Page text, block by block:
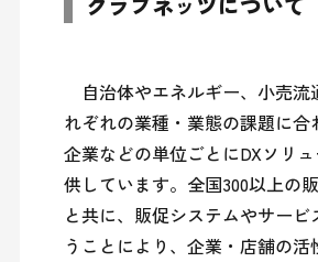
自治体やエネルギー、小売流
れぞれの業種・業態の課題に合
企業などの単位ごとにDXソリ
供しています。全国300以上の
と共に、販促システムやサービ
うことにより、企業・店舗の活